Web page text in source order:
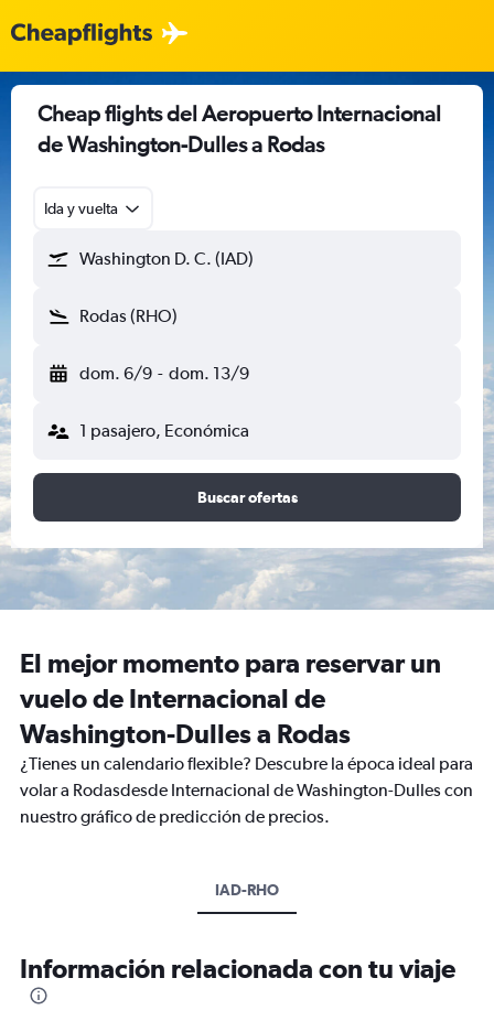
Cheap flights del Aeropuerto Internacional
de Washington-Dulles a Rodas
Ida y vuelta
Washington D. C. (IAD)
Rodas (RHO)
dom. 6/9 - dom. 13/9
1 pasajero, Económica
Buscar ofertas
El mejor momento para reservar un
vuelo de Internacional de
Washington-Dulles a Rodas
¿Tienes un calendario flexible? Descubre la época ideal para
volar a Rodasdesde Internacional de Washington-Dulles con
nuestro gráfico de predicción de precios.
IAD-RHO
Información relacionada con tu viaje